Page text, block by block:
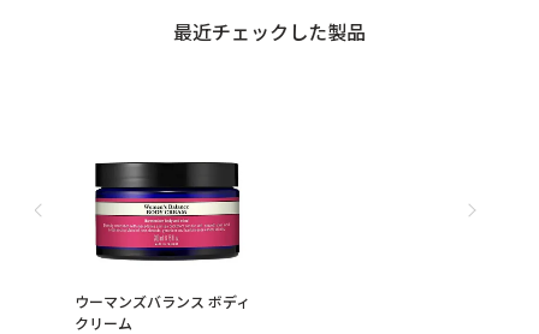
最近チェックした製品
ウーマンズバランス ボディ
クリーム